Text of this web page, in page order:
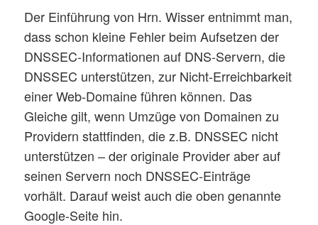
Der Einführung von Hrn. Wisser entnimmt man,
dass schon kleine Fehler beim Aufsetzen der
DNSSEC-Informationen auf DNS-Servern, die
DNSSEC unterstützen, zur Nicht-Erreichbarkeit
einer Web-Domaine führen können. Das
Gleiche gilt, wenn Umzüge von Domainen zu
Providern stattfinden, die z.B. DNSSEC nicht
unterstützen – der originale Provider aber auf
seinen Servern noch DNSSEC-Einträge
vorhält. Darauf weist auch die oben genannte
Google-Seite hin.